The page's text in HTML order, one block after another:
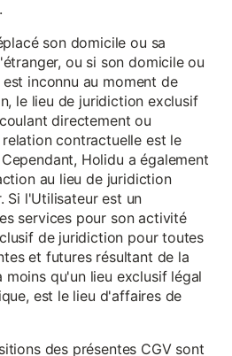
son domicile ou sa
ou si son domicile ou
inconnu au moment de
le lieu de juridiction exclusif
directement ou
contractuelle est le
Holidu a également
au lieu de juridiction
Si l'Utilisateur est un
services pour son activité
de juridiction pour toutes
et futures résultant de la
moins qu'un lieu exclusif légal
est le lieu d'affaires de
des présentes CGV sont